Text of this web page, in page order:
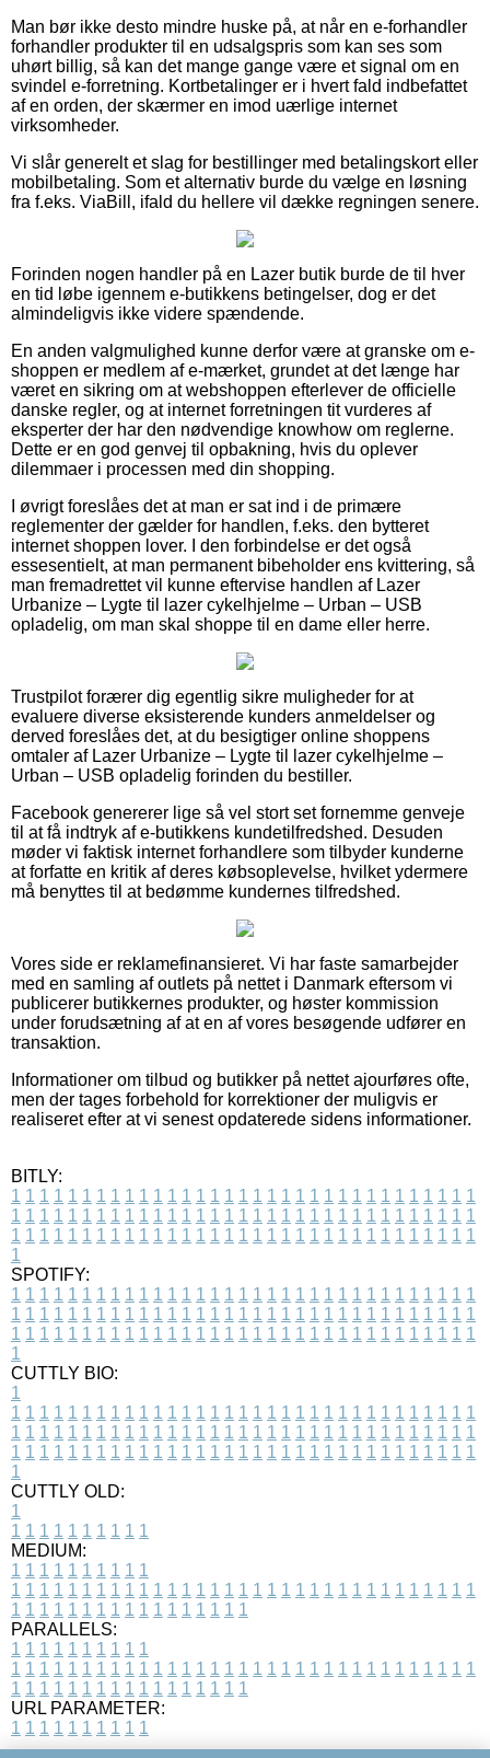
Man bør ikke desto mindre huske på, at når en e-forhandler
forhandler produkter til en udsalgspris som kan ses som
uhørt billig, så kan det mange gange være et signal om en
svindel e-forretning. Kortbetalinger er i hvert fald indbefattet
af en orden, der skærmer en imod uærlige internet
virksomheder.
Vi slår generelt et slag for bestillinger med betalingskort eller
mobilbetaling. Som et alternativ burde du vælge en løsning
fra f.eks. ViaBill, ifald du hellere vil dække regningen senere.
Forinden nogen handler på en Lazer butik burde de til hver
en tid løbe igennem e-butikkens betingelser, dog er det
almindeligvis ikke videre spændende.
En anden valgmulighed kunne derfor være at granske om e-
shoppen er medlem af e-mærket, grundet at det længe har
været en sikring om at webshoppen efterlever de officielle
danske regler, og at internet forretningen tit vurderes af
eksperter der har den nødvendige knowhow om reglerne.
Dette er en god genvej til opbakning, hvis du oplever
dilemmaer i processen med din shopping.
I øvrigt foreslåes det at man er sat ind i de primære
reglementer der gælder for handlen, f.eks. den bytteret
internet shoppen lover. I den forbindelse er det også
essesentielt, at man permanent bibeholder ens kvittering, så
man fremadrettet vil kunne eftervise handlen af Lazer
Urbanize – Lygte til lazer cykelhjelme – Urban – USB
opladelig, om man skal shoppe til en dame eller herre.
Trustpilot forærer dig egentlig sikre muligheder for at
evaluere diverse eksisterende kunders anmeldelser og
derved foreslåes det, at du besigtiger online shoppens
omtaler af Lazer Urbanize – Lygte til lazer cykelhjelme –
Urban – USB opladelig forinden du bestiller.
Facebook genererer lige så vel stort set fornemme genveje
til at få indtryk af e-butikkens kundetilfredshed. Desuden
møder vi faktisk internet forhandlere som tilbyder kunderne
at forfatte en kritik af deres købsoplevelse, hvilket ydermere
må benyttes til at bedømme kundernes tilfredshed.
Vores side er reklamefinansieret. Vi har faste samarbejder
med en samling af outlets på nettet i Danmark eftersom vi
publicerer butikkernes produkter, og høster kommission
under forudsætning af at en af vores besøgende udfører en
transaktion.
Informationer om tilbud og butikker på nettet ajourføres ofte,
men der tages forbehold for korrektioner der muligvis er
realiseret efter at vi senest opdaterede sidens informationer.
BITLY:
1 1 1 1 1 1 1 1 1 1 1 1 1 1 1 1 1 1 1 1 1 1 1 1 1 1 1 1 1 1 1 1 1
1 1 1 1 1 1 1 1 1 1 1 1 1 1 1 1 1 1 1 1 1 1 1 1 1 1 1 1 1 1 1 1 1
1 1 1 1 1 1 1 1 1 1 1 1 1 1 1 1 1 1 1 1 1 1 1 1 1 1 1 1 1 1 1 1 1
1
SPOTIFY:
1 1 1 1 1 1 1 1 1 1 1 1 1 1 1 1 1 1 1 1 1 1 1 1 1 1 1 1 1 1 1 1 1
1 1 1 1 1 1 1 1 1 1 1 1 1 1 1 1 1 1 1 1 1 1 1 1 1 1 1 1 1 1 1 1 1
1 1 1 1 1 1 1 1 1 1 1 1 1 1 1 1 1 1 1 1 1 1 1 1 1 1 1 1 1 1 1 1 1
1
CUTTLY BIO:
1
1 1 1 1 1 1 1 1 1 1 1 1 1 1 1 1 1 1 1 1 1 1 1 1 1 1 1 1 1 1 1 1 1
1 1 1 1 1 1 1 1 1 1 1 1 1 1 1 1 1 1 1 1 1 1 1 1 1 1 1 1 1 1 1 1 1
1 1 1 1 1 1 1 1 1 1 1 1 1 1 1 1 1 1 1 1 1 1 1 1 1 1 1 1 1 1 1 1 1
1
CUTTLY OLD:
1
1 1 1 1 1 1 1 1 1 1
MEDIUM:
1 1 1 1 1 1 1 1 1 1
1 1 1 1 1 1 1 1 1 1 1 1 1 1 1 1 1 1 1 1 1 1 1 1 1 1 1 1 1 1 1 1 1
1 1 1 1 1 1 1 1 1 1 1 1 1 1 1 1 1
PARALLELS:
1 1 1 1 1 1 1 1 1 1
1 1 1 1 1 1 1 1 1 1 1 1 1 1 1 1 1 1 1 1 1 1 1 1 1 1 1 1 1 1 1 1 1
1 1 1 1 1 1 1 1 1 1 1 1 1 1 1 1 1
URL PARAMETER:
1 1 1 1 1 1 1 1 1 1